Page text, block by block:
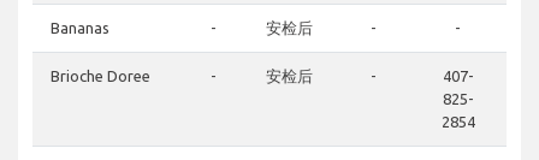
Bananas - 安检后 - -
Brioche Doree - 安检后 -
407-
825-
2854